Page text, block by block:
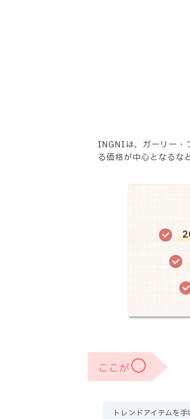
INGNIは、ガーリー・
る価格が中心となるな
ここが〇
トレンドアイテムを